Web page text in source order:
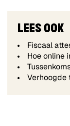
LEES OOK
Fiscaal
Hoe online
Verhoogde